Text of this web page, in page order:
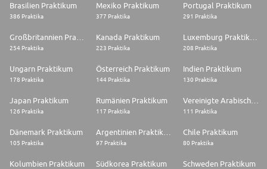
Brasilien Praktikum
386 Praktika
Mexiko Praktikum
377 Praktika
Portugal Praktikum
291 Praktika
254 Praktika
Kanada Praktikum
223 Praktika 208 Praktika
Ungarn Praktikum
178 Praktika
Österreich Praktikum
144 Praktika
Indien Praktikum
130 Praktika
Japan Praktikum
126 Praktika
Rumänien Praktikum
117 Praktika
Vereinigte Arabische Emirate Praktikum
111 Praktika
Dänemark Praktikum
105 Praktika 97 Praktika
Chile Praktikum
80 Praktika
Kolumbien Praktikum Südkorea Praktikum Schweden Praktikum